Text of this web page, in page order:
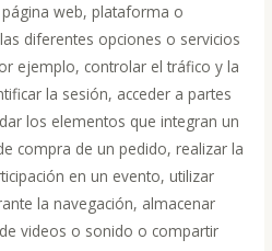
web, plataforma o
diferentes opciones o servicios
ejemplo, controlar el tráfico y la
la sesión, acceder a partes
los elementos que integran un
compra de un pedido, realizar la
en un evento, utilizar
la navegación, almacenar
videos o sonido o compartir